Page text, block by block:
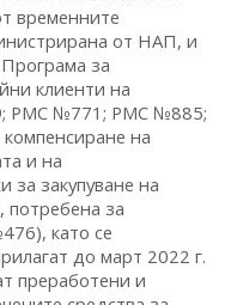
временните
от НАП, и
за
клиенти на
РМС №771; РМС №885;
на
и на
за закупуване на
потребена за
като се
до март 2022 г.
преработени и